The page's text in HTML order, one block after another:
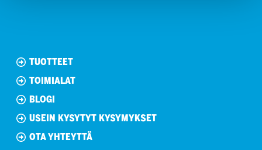
TUOTTEET
TOIMIALAT
BLOGI
USEIN KYSYTYT KYSYMYKSET
OTA YHTEYTTÄ